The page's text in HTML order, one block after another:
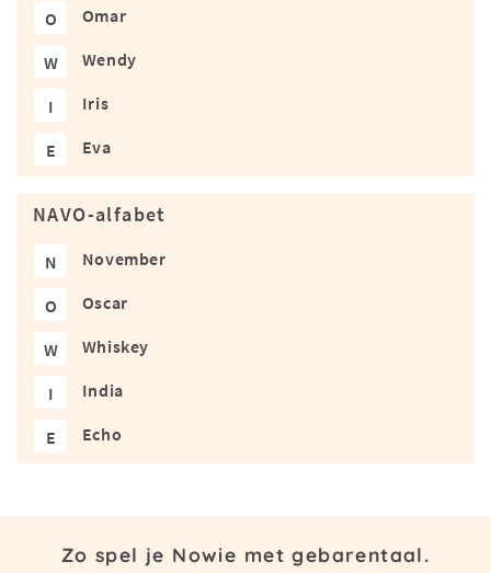
O Omar
W Wendy
I Iris
E Eva
NAVO-alfabet
N November
O Oscar
W Whiskey
I India
E Echo
Zo spel je Nowie met gebarentaal.